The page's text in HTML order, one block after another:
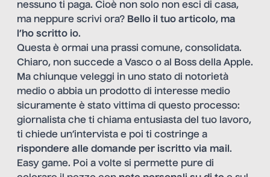
nessuno ti paga. Cioè non solo non esci di casa,
ma neppure scrivi ora? Bello il tuo articolo, ma
l’ho scritto io.
Questa è ormai una prassi comune, consolidata.
Chiaro, non succede a Vasco o al Boss della Apple.
Ma chiunque veleggi in uno stato di notorietà
medio o abbia un prodotto di interesse medio
sicuramente è stato vittima di questo processo:
giornalista che ti chiama entusiasta del tuo lavoro,
ti chiede un’intervista e poi ti costringe a
rispondere alle domande per iscritto via mail .
Easy game. Poi a volte si permette pure di